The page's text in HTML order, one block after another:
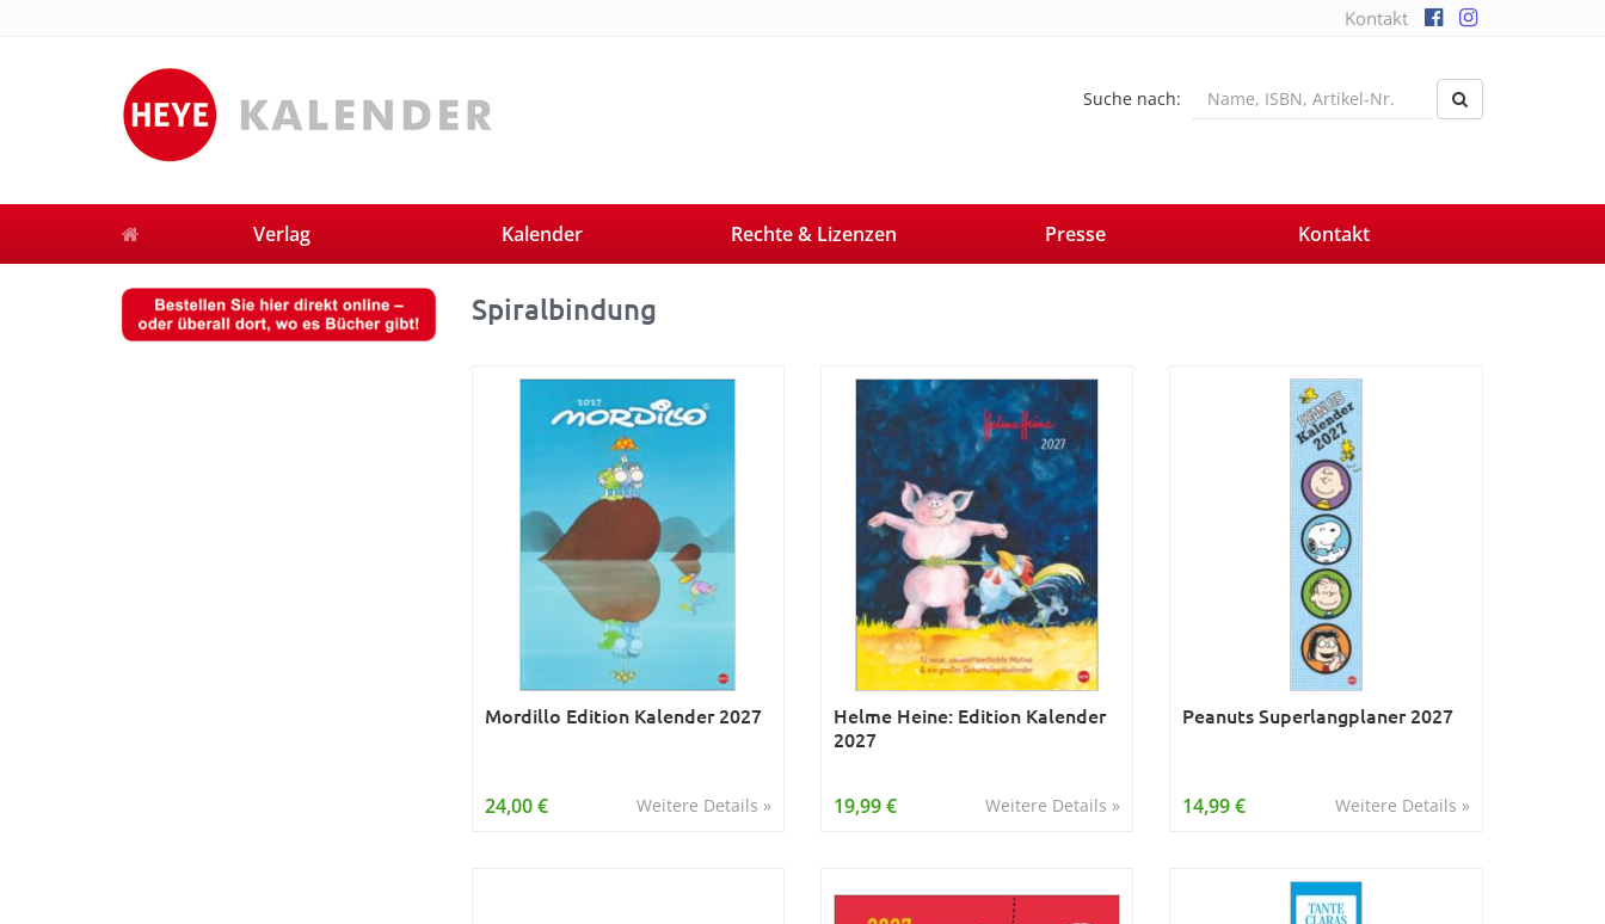
Kontakt
Suche nach:
Verlag Kalender Rechte & Lizenzen Presse Kontakt
Spiralbindung
Mordillo Edition Kalender 2027
Weitere Details »
24,00 €
Helme Heine: Edition Kalender
2027
Weitere Details »
19,99 €
Peanuts Superlangplaner 2027
Weitere Details »
14,99 €